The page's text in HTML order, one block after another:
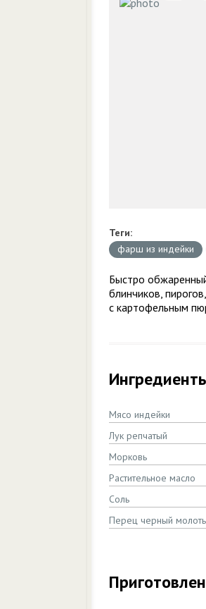
Теги:
фарш из индейки
Быстро
блинчиков,
с картофельным
Мясо индейки
Лук репчатый
Морковь
Растительное масло
Соль
Перец черный